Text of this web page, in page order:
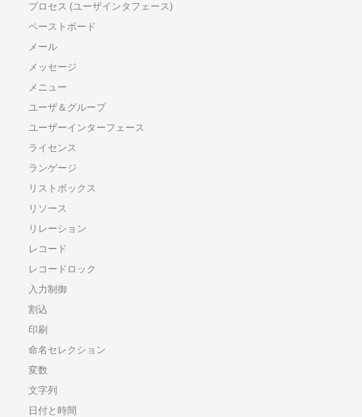
プロセス (ユーザインタフェース)
ペーストボード
メール
メッセージ
メニュー
ユーザ＆グループ
ユーザーインターフェース
ライセンス
ランゲージ
リストボックス
リソース
リレーション
レコード
レコードロック
入力制御
割込
印刷
命名セレクション
変数
文字列
日付と時間